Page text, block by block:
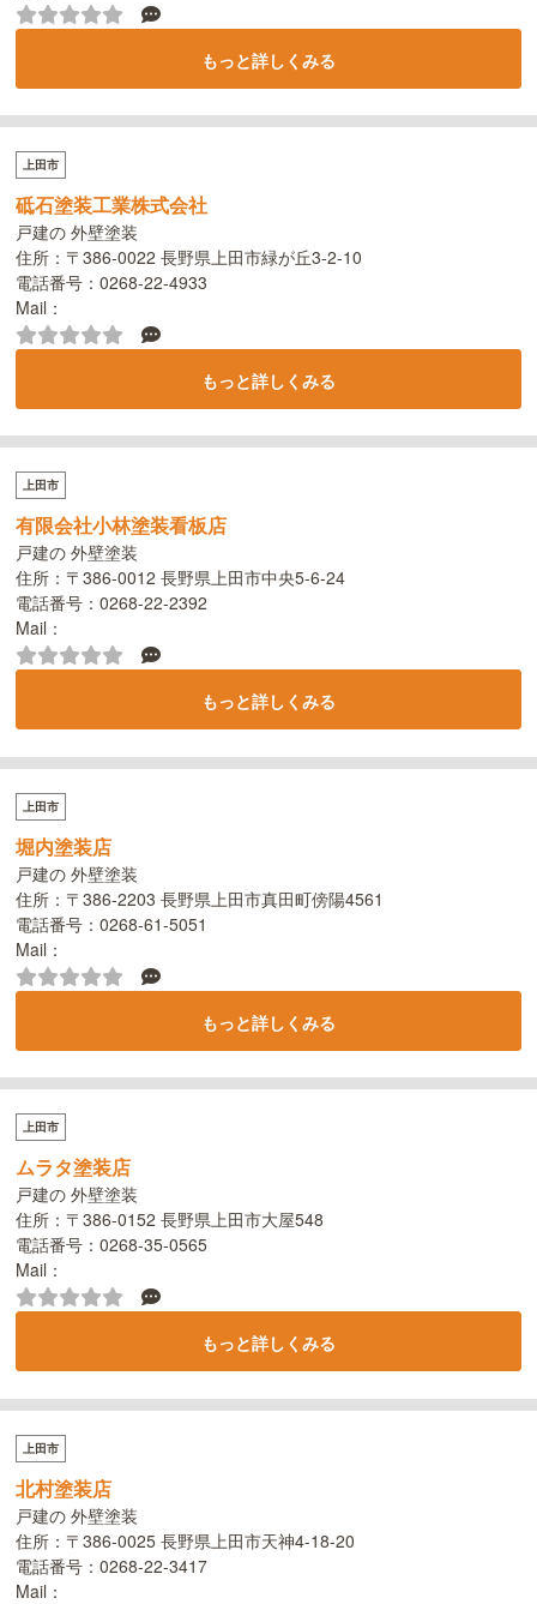
もっと詳しくみる
上田市
砥石塗装工業株式会社
戸建の 外壁塗装
住所：〒386-0022 長野県上田市緑が丘3-2-10
電話番号：0268-22-4933
Mail：
もっと詳しくみる
上田市
有限会社小林塗装看板店
戸建の 外壁塗装
住所：〒386-0012 長野県上田市中央5-6-24
電話番号：0268-22-2392
Mail：
もっと詳しくみる
上田市
堀内塗装店
戸建の 外壁塗装
住所：〒386-2203 長野県上田市真田町傍陽4561
電話番号：0268-61-5051
Mail：
もっと詳しくみる
上田市
ムラタ塗装店
戸建の 外壁塗装
住所：〒386-0152 長野県上田市大屋548
電話番号：0268-35-0565
Mail：
もっと詳しくみる
上田市
北村塗装店
戸建の 外壁塗装
住所：〒386-0025 長野県上田市天神4-18-20
電話番号：0268-22-3417
Mail：